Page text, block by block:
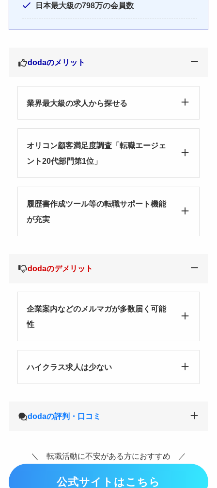
日本最大級の798万の会員数
dodaのメリット
業界最大級の求人から探せる
オリコン顧客満足度調査「転職エージェ
ント20代部門第1位」
履歴書作成ツール等の転職サポート機能
が充実
dodaのデメリット
企業案内などのメルマガが多数届く可能
性
ハイクラス求人は少ない
dodaの評判・口コミ
＼ 転職活動に不安がある方におすすめ ／
公式サイトはこちら